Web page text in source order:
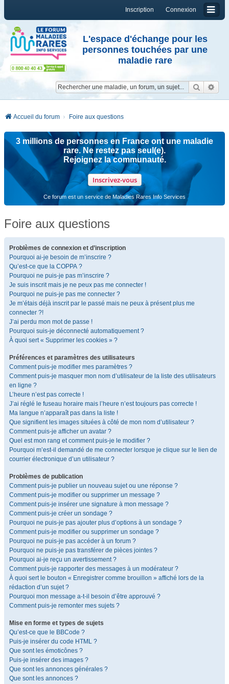
Connexion
Inscription
L'espace d'échange pour les
personnes touchées par une
maladie rare
Accueil du forum Foire aux questions
3 millions de personnes en France ont une maladie
rare. Ne restez pas seul(e).
Rejoignez la communauté.
Inscrivez-vous
Ce forum est un service de Maladies Rares Info Services
Foire aux questions
Problèmes de connexion et d’inscription
Pourquoi ai-je besoin de m’inscrire ?
Qu’est-ce que la COPPA ?
Pourquoi ne puis-je pas m’inscrire ?
Je suis inscrit mais je ne peux pas me connecter !
Pourquoi ne puis-je pas me connecter ?
Je m’étais déjà inscrit par le passé mais ne peux à présent plus me
connecter ?!
J’ai perdu mon mot de passe !
Pourquoi suis-je déconnecté automatiquement ?
À quoi sert « Supprimer les cookies » ?
Préférences et paramètres des utilisateurs
Comment puis-je modifier mes paramètres ?
Comment puis-je masquer mon nom d’utilisateur de la liste des utilisateurs
en ligne ?
L’heure n’est pas correcte !
J’ai réglé le fuseau horaire mais l’heure n’est toujours pas correcte !
Ma langue n’apparaît pas dans la liste !
Que signifient les images situées à côté de mon nom d’utilisateur ?
Comment puis-je afficher un avatar ?
Quel est mon rang et comment puis-je le modifier ?
Pourquoi m’est-il demandé de me connecter lorsque je clique sur le lien de
courrier électronique d’un utilisateur ?
Problèmes de publication
Comment puis-je publier un nouveau sujet ou une réponse ?
Comment puis-je modifier ou supprimer un message ?
Comment puis-je insérer une signature à mon message ?
Comment puis-je créer un sondage ?
Pourquoi ne puis-je pas ajouter plus d’options à un sondage ?
Comment puis-je modifier ou supprimer un sondage ?
Pourquoi ne puis-je pas accéder à un forum ?
Pourquoi ne puis-je pas transférer de pièces jointes ?
Pourquoi ai-je reçu un avertissement ?
Comment puis-je rapporter des messages à un modérateur ?
À quoi sert le bouton « Enregistrer comme brouillon » affiché lors de la
rédaction d’un sujet ?
Pourquoi mon message a-t-il besoin d’être approuvé ?
Comment puis-je remonter mes sujets ?
Mise en forme et types de sujets
Qu’est-ce que le BBCode ?
Puis-je insérer du code HTML ?
Que sont les émoticônes ?
Puis-je insérer des images ?
Que sont les annonces générales ?
Que sont les annonces ?